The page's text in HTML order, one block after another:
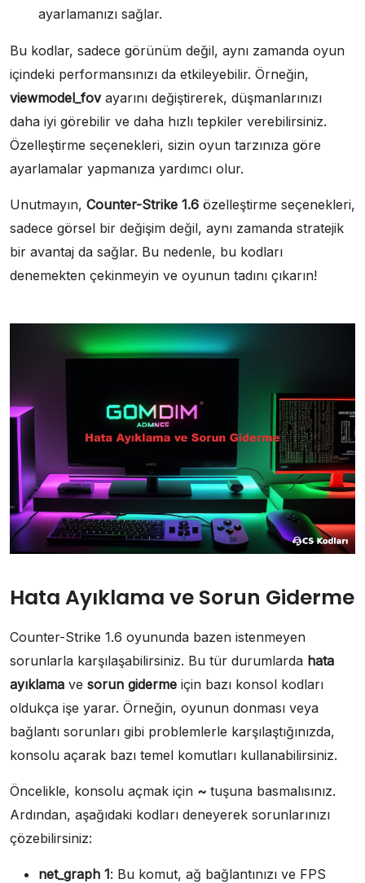
ayarlamanızı sağlar.
Bu kodlar, sadece görünüm değil, aynı zamanda oyun
içindeki performansınızı da etkileyebilir. Örneğin,
viewmodel_fovayarını değiştirerek, düşmanlarınızı
daha iyi görebilir ve daha hızlı tepkiler verebilirsiniz.
Özelleştirme seçenekleri, sizin oyun tarzınıza göre
ayarlamalar yapmanıza yardımcı olur.
Unutmayın, Counter-Strike 1.6 özelleştirme seçenekleri,
sadece görsel bir değişim değil, aynı zamanda stratejik
bir avantaj da sağlar. Bu nedenle, bu kodları
denemekten çekinmeyin ve oyunun tadını çıkarın!
Hata Ayıklama ve Sorun Giderme
Counter-Strike 1.6 oyununda bazen istenmeyen
sorunlarla karşılaşabilirsiniz. Bu tür durumlarda hata
ayıklama ve sorun giderme için bazı konsol kodları
oldukça işe yarar. Örneğin, oyunun donması veya
bağlantı sorunları gibi problemlerle karşılaştığınızda,
konsolu açarak bazı temel komutları kullanabilirsiniz.
Öncelikle, konsolu açmak için ~ tuşuna basmalısınız.
Ardından, aşağıdaki kodları deneyerek sorunlarınızı
çözebilirsiniz:
net_graph 1: Bu komut, ağ bağlantınızı ve FPS